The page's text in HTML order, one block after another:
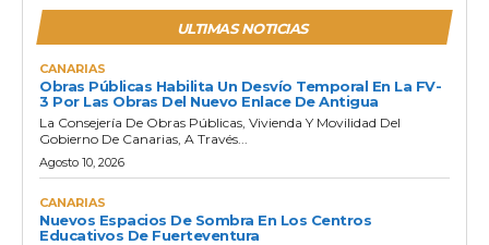
ULTIMAS NOTICIAS
CANARIAS
Obras Públicas Habilita Un Desvío Temporal En La FV-
3 Por Las Obras Del Nuevo Enlace De Antigua
La Consejería De Obras Públicas, Vivienda Y Movilidad Del
Gobierno De Canarias, A Través...
Agosto 10, 2026
CANARIAS
Nuevos Espacios De Sombra En Los Centros
Educativos De Fuerteventura